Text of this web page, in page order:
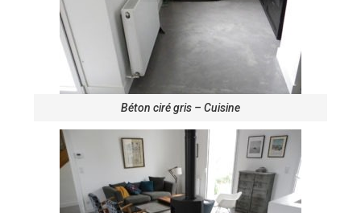
Béton ciré gris – Cuisine